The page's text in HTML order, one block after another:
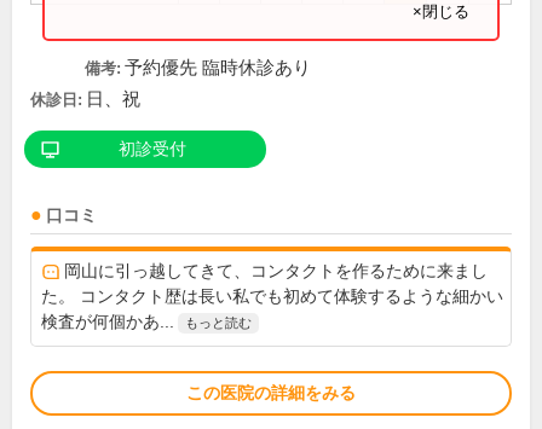
×閉じる
備考: 予約優先 臨時休診あり
休診日: 日、祝
初診受付
口コミ
岡山に引っ越してきて、コンタクトを作るために来まし
た。 コンタクト歴は長い私でも初めて体験するような細かい
検査が何個かあ...
もっと読む
この医院の詳細をみる